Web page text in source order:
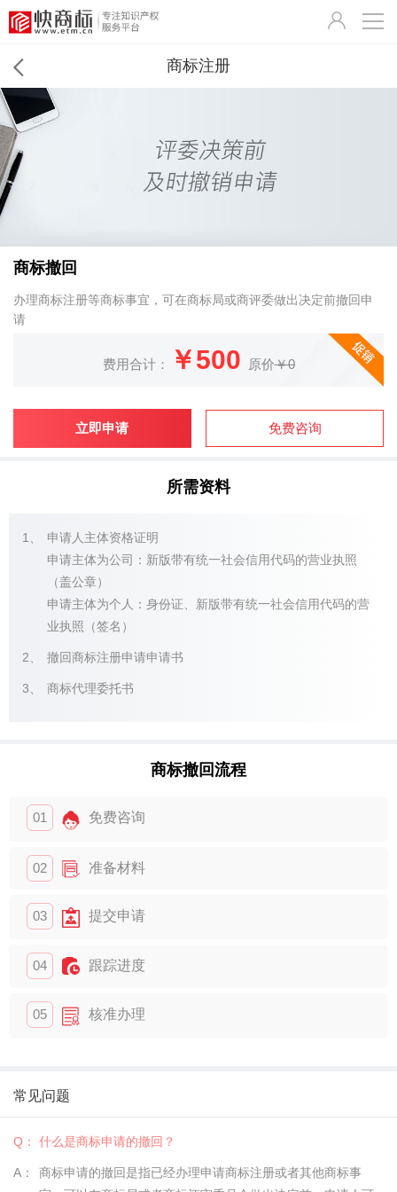
商标注册
商标撤回
办理商标注册等商标事宜，可在商标局或商评委做出决定前撤回申
请
费用合计： ￥500 原价￥0
立即申请 免费咨询
所需资料
1、
申请人主体资格证明
申请主体为公司：新版带有统一社会信用代码的营业执照
（盖公章）
申请主体为个人：身份证、新版带有统一社会信用代码的营
业执照（签名）
2、 撤回商标注册申请申请书
3、 商标代理委托书
商标撤回流程
01 免费咨询
02 准备材料
03 提交申请
04 跟踪进度
05 核准办理
常见问题
Q： 什么是商标申请的撤回？
A：
商标申请的撤回是指已经办理申请商标注册或者其他商标事